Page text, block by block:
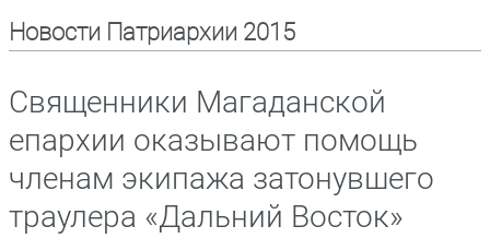
Новости Патриархии 2015
Священники Магаданской
епархии оказывают помощь
членам экипажа затонувшего
траулера «Дальний Восток»